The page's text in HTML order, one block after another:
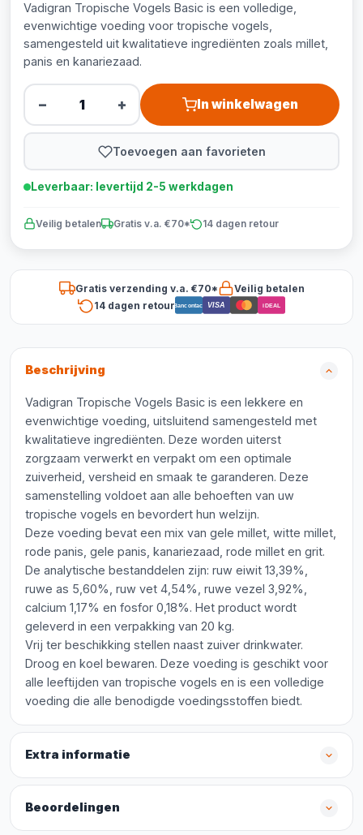
Vadigran Tropische Vogels Basic is een volledige,
evenwichtige voeding voor tropische vogels,
samengesteld uit kwalitatieve ingrediënten zoals millet,
panis en kanariezaad.
− + In winkelwagen
Toevoegen aan favorieten
Leverbaar: levertijd 2-5 werkdagen
Veilig betalen Gratis v.a. €70* 14 dagen retour
Gratis verzending v.a. €70*
Veilig betalen
14 dagen retourBancontact VISA iDEAL
Beschrijving
Vadigran Tropische Vogels Basic is een lekkere en
evenwichtige voeding, uitsluitend samengesteld met
kwalitatieve ingrediënten. Deze worden uiterst
zorgzaam verwerkt en verpakt om een optimale
zuiverheid, versheid en smaak te garanderen. Deze
samenstelling voldoet aan alle behoeften van uw
tropische vogels en bevordert hun welzijn.
Deze voeding bevat een mix van gele millet, witte millet,
rode panis, gele panis, kanariezaad, rode millet en grit.
De analytische bestanddelen zijn: ruw eiwit 13,39%,
ruwe as 5,60%, ruw vet 4,54%, ruwe vezel 3,92%,
calcium 1,17% en fosfor 0,18%. Het product wordt
geleverd in een verpakking van 20 kg.
Vrij ter beschikking stellen naast zuiver drinkwater.
Droog en koel bewaren. Deze voeding is geschikt voor
alle leeftijden van tropische vogels en is een volledige
voeding die alle benodigde voedingsstoffen biedt.
Extra informatie
Beoordelingen